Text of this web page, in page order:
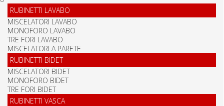
RUBINETTI LAVABO
MISCELATORI LAVABO
MONOFORO LAVABO
TRE FORI LAVABO
MISCELATORI A PARETE
RUBINETTI BIDET
MISCELATORI BIDET
MONOFORO BIDET
TRE FORI BIDET
RUBINETTI VASCA